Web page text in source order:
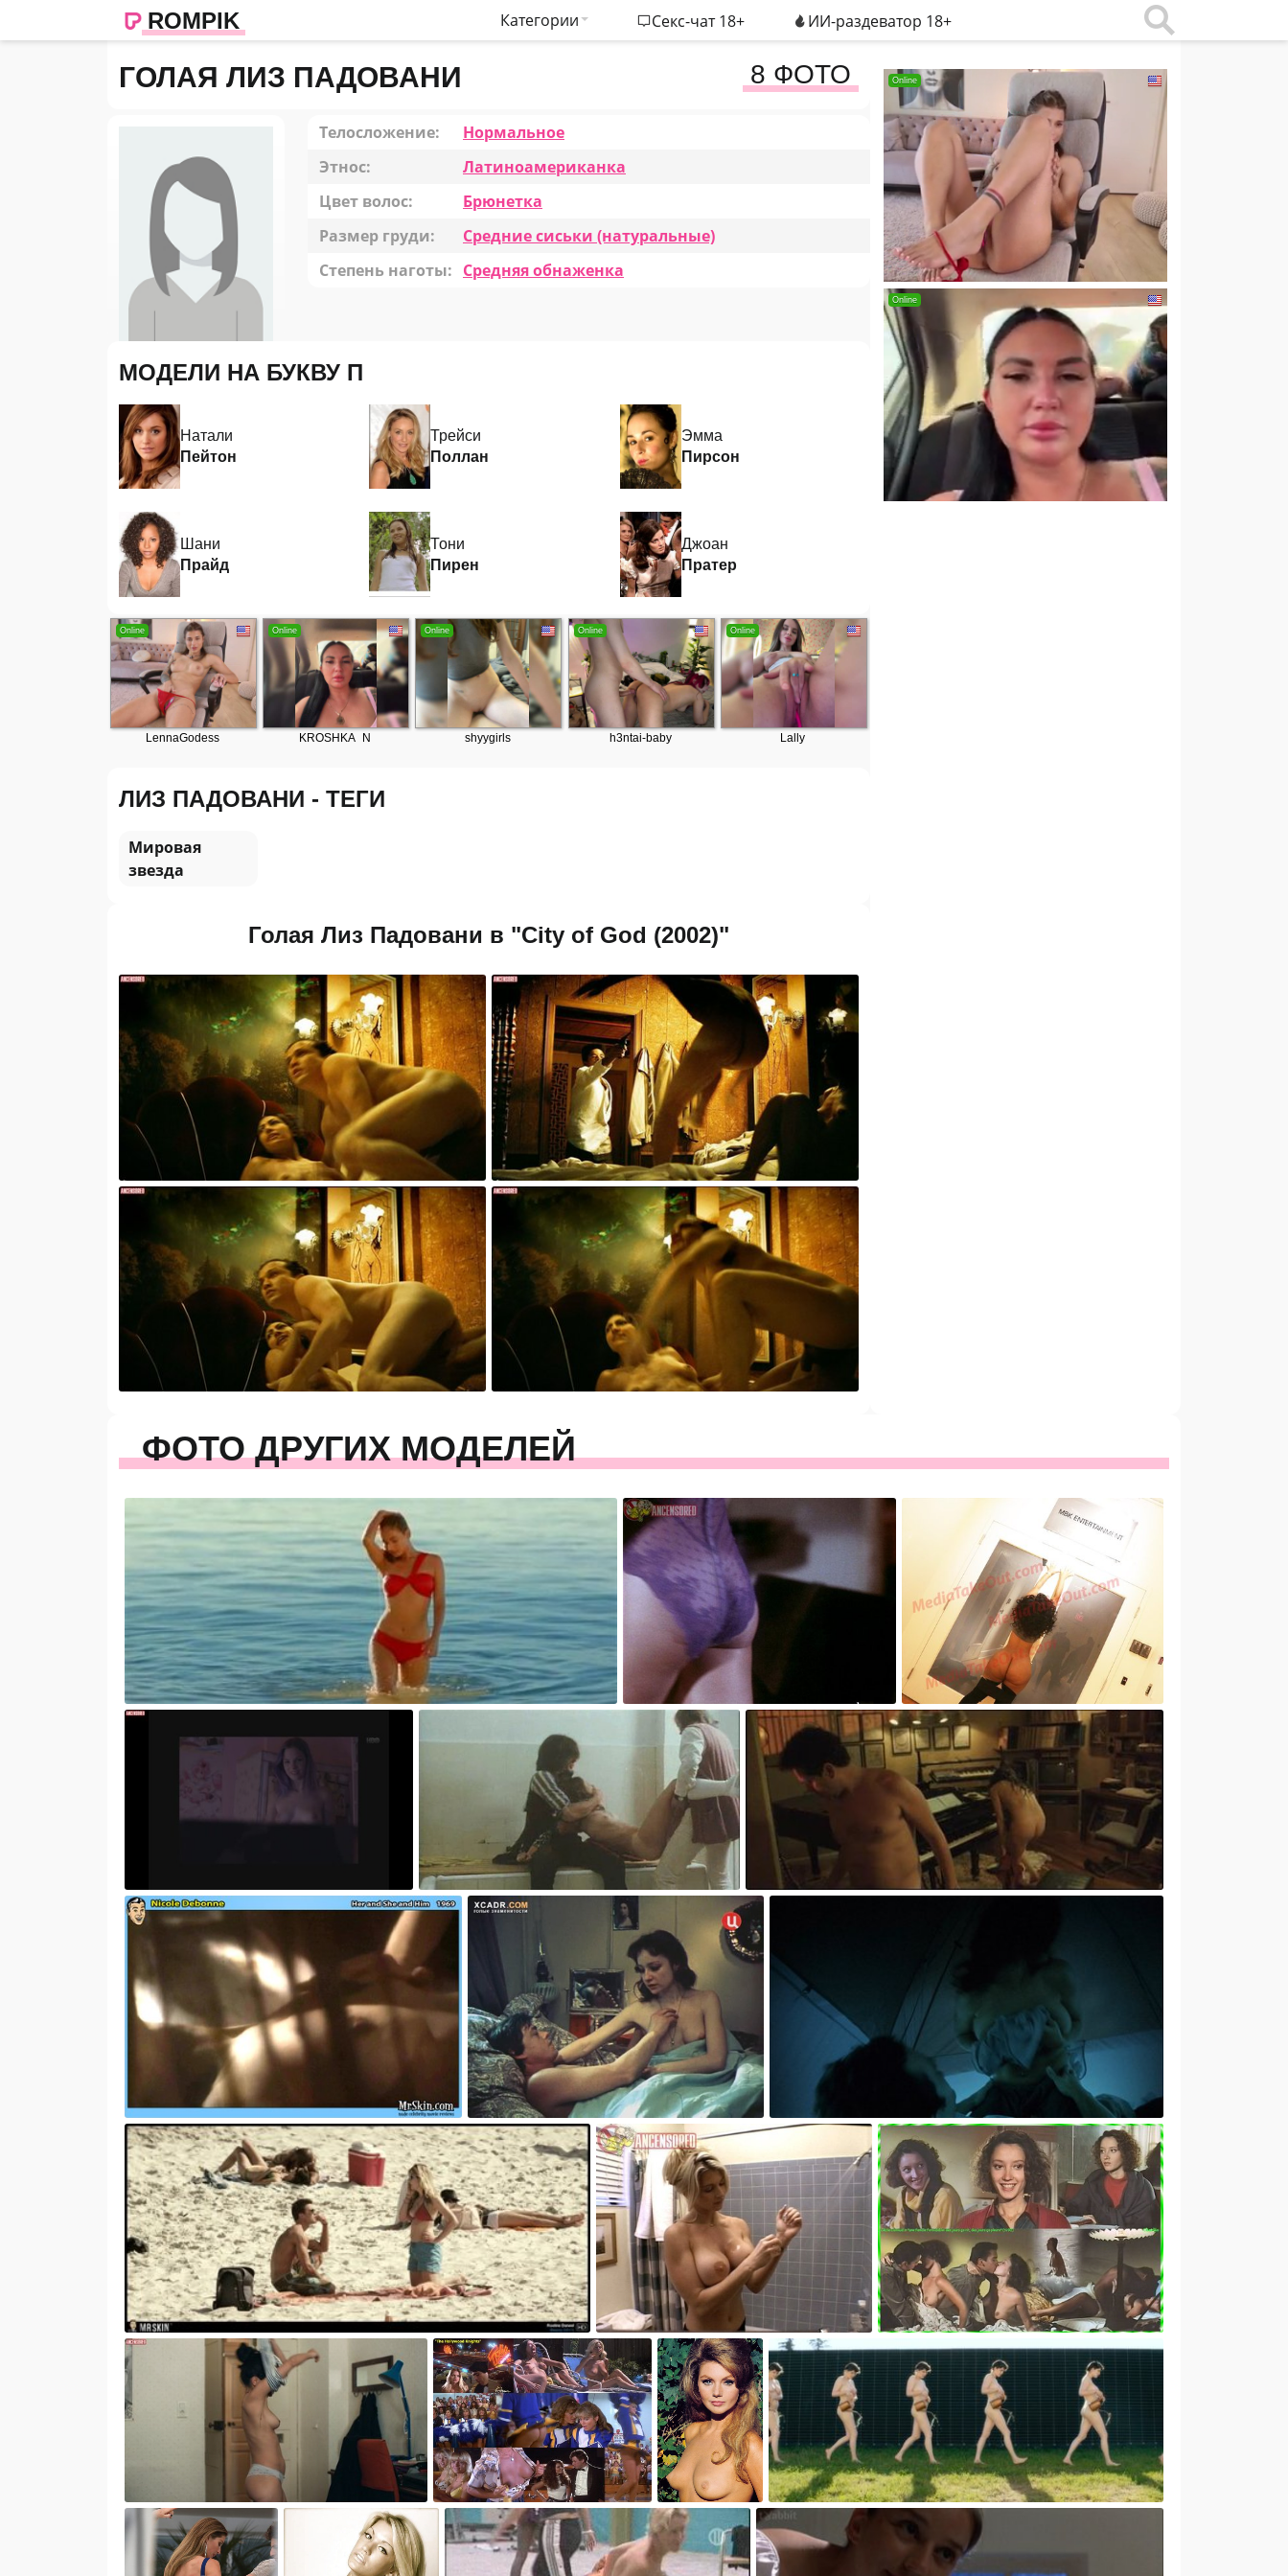
ROMPIK Категории Секс-чат 18+ ИИ-раздеватор 18+
ГОЛАЯ ЛИЗ ПАДОВАНИ 8 ФОТО
Телосложение:
Нормальное
Этнос:
Латиноамериканка
Цвет волос:
Брюнетка
Размер груди:
Средние сиськи (натуральные)
Степень наготы: Средняя обнаженка
МОДЕЛИ НА БУКВУ П
Натали
Пейтон
Трейси
Поллан
Эмма
Пирсон
Шани
Прайд
Тони
Пирен
Джоан
Пратер
ЛИЗ ПАДОВАНИ - ТЕГИ
Мировая
звезда
Голая Лиз Падовани в "City of God (2002)"
ФОТО ДРУГИХ МОДЕЛЕЙ